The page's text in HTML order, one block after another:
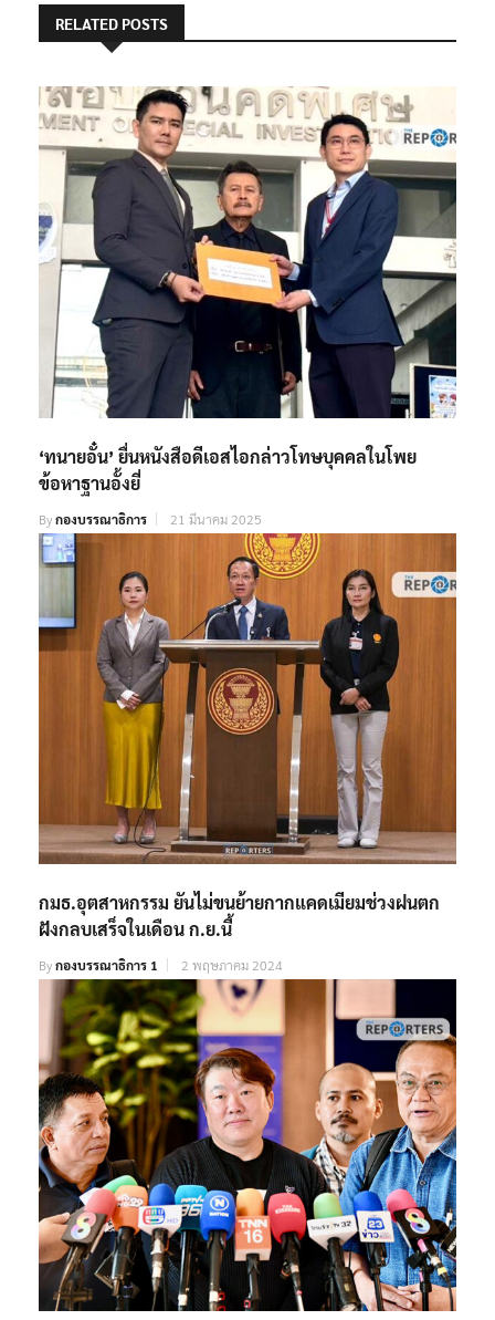
RELATED POSTS
‘ทนายอั๋น’ ยื่นหนังสือดีเอสไอกล่าวโทษบุคคลในโพย
ข้อหาฐานอั้งยี่
Byกองบรรณาธิการ 21 มีนาคม 2025
กมธ.อุตสาหกรรม ยันไม่ขนย้ายกากแคดเมียมช่วงฝนตก
ฝังกลบเสร็จในเดือน ก.ย.นี้
Byกองบรรณาธิการ 1 2 พฤษภาคม 2024